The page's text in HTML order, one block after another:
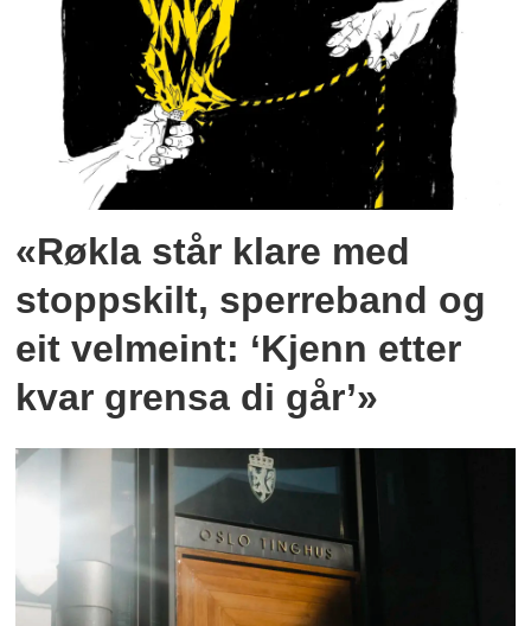
«Røkla står klare med
stoppskilt, sperreband og
eit velmeint: ‘Kjenn etter
kvar grensa di går’»